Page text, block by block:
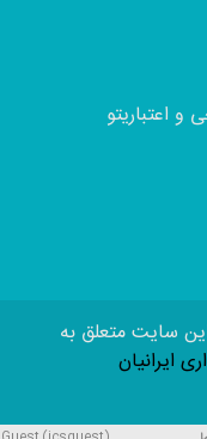
اعتباریتو
ایرانیان